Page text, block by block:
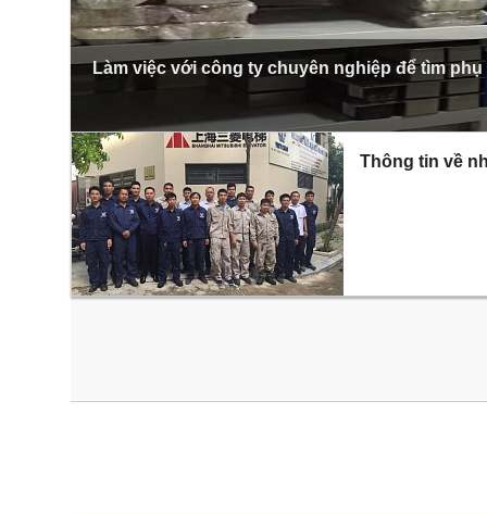
Làm việc với công ty chuyên nghiệp để tìm
Thông tin về